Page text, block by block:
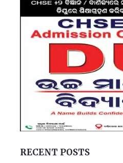
RECENT POSTS